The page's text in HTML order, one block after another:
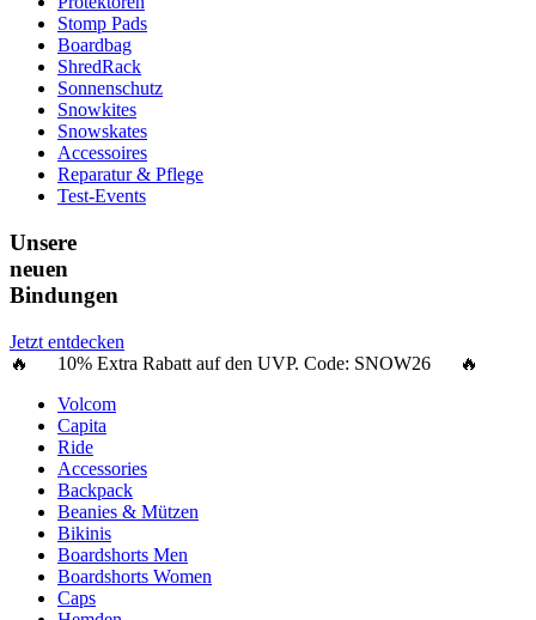
Stomp Pads
Boardbag
ShredRack
Sonnenschutz
Snowkites
Snowskates
Accessoires
Reparatur & Pflege
Test-Events
Unsere
neuen
Bindungen
Jetzt entdecken
🔥 10% Extra Rabatt auf den UVP. Code: SNOW26 🔥
Volcom
Capita
Ride
Accessories
Backpack
Beanies & Mützen
Bikinis
Boardshorts Men
Boardshorts Women
Caps